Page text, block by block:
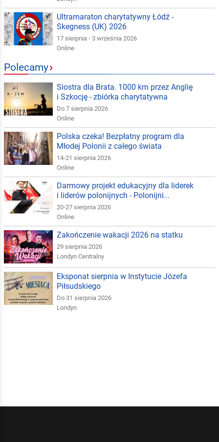
Ultramaraton charytatywny Łódź -
Skegness (UK) 2026
17 sierpnia - 3 września 2026
Online
Polecamy›
Siostra dla Brata. 1000 km przez Anglię
i Szkocję - zbiórka charytatywna
Do 7 sierpnia 2026
Online
Polska czeka! Bezpłatny program dla
Młodej Polonii z całego świata
14-21 sierpnia 2026
Online
Darmowy projekt edukacyjny dla liderek
i liderów polonijnych - Polonijni...
20-27 sierpnia 2026
Online
Zakończenie wakacji 2026 na statku
29 sierpnia 2026
Londyn Centralny
Eksponat sierpnia w Instytucie Józefa
Piłsudskiego
Do 31 sierpnia 2026
Londyn